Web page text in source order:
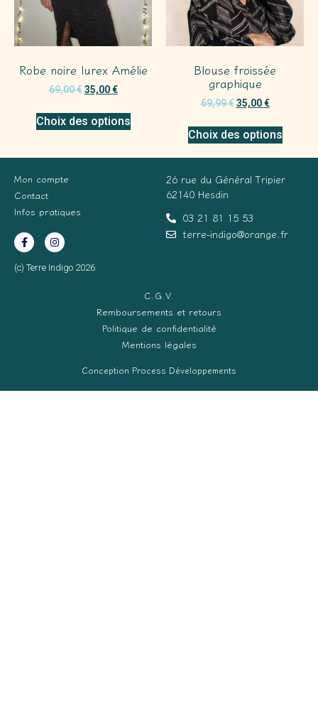
Robe noire lurex Amélie
69,00€ 35,00€
Choix des options
Blouse froissée
graphique
69,99€ 35,00€
Choix des options
Mon compte
Contact
Infos pratiques
(c) Terre Indigo 2026
26 rue du Général Tripier
62140 Hesdin
03 21 81 15 53
terre-indigo@orange.fr
C.G.V.
Remboursements et retours
Politique de confidentialité
Mentions légales
Conception Process Développements